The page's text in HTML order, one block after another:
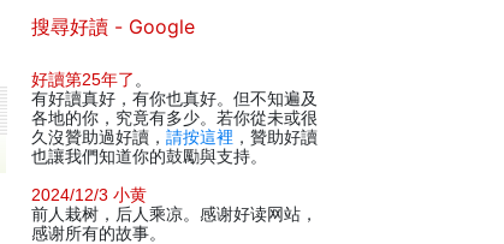
搜尋好讀 - Google
好讀第25年了 。
有好讀真好，有你也真好。但不知遍及
各地的你，究竟有多少。若你從未或很
久沒贊助過好讀， 請按這裡 ，贊助好讀
也讓我們知道你的鼓勵與支持。
2024/12/3 小黄
前人栽树，后人乘凉。感谢好读网站，
感谢所有的故事。